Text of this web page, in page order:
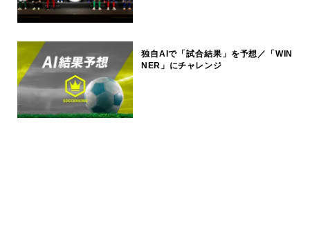
独自AIで「試合結果」を予想／「WIN
NER」にチャレンジ